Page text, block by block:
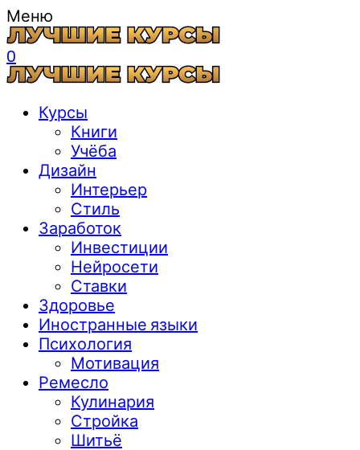
Меню
0
Курсы
Книги
Учёба
Дизайн
Интерьер
Стиль
Заработок
Инвестиции
Нейросети
Ставки
Здоровье
Иностранные языки
Психология
Мотивация
Ремесло
Кулинария
Стройка
Шитьё